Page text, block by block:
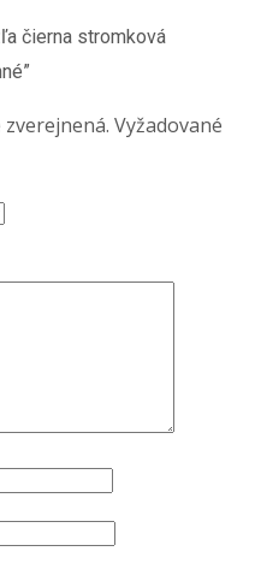
čierna stromková
Vyžadované